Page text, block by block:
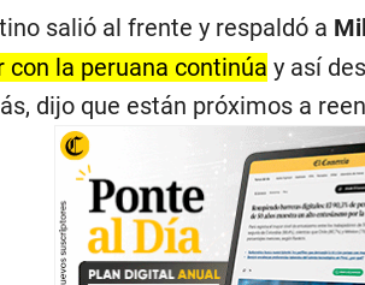
salió al frente y respaldó a
la peruana continúa y así
dijo que están próximos a